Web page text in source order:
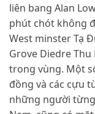
liên bang Alan
phút chót không
West minster Tạ
Grove Diedre
trong vùng. Một
đồng và các cựu
những người